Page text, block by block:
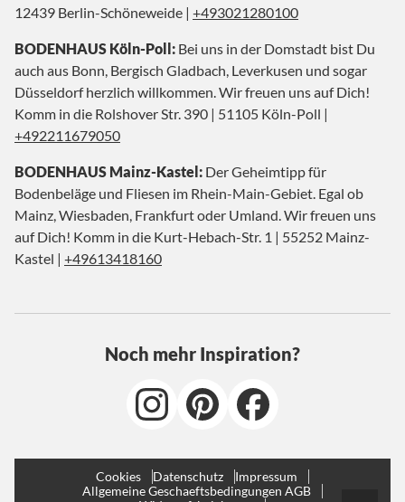
12439 Berlin-Schöneweide | +493021280100
BODENHAUS Köln-Poll: Bei uns in der Domstadt bist Du
auch aus Bonn, Bergisch Gladbach, Leverkusen und sogar
Düsseldorf herzlich willkommen. Wir freuen uns auf Dich!
Komm in die Rolshover Str. 390 | 51105 Köln-Poll |
+492211679050
BODENHAUS Mainz-Kastel: Der Geheimtipp für
Bodenbeläge und Fliesen im Rhein-Main-Gebiet. Egal ob
Mainz, Wiesbaden, Frankfurt oder Umland. Wir freuen uns
auf Dich! Komm in die Kurt-Hebach-Str. 1 | 55252 Mainz-
Kastel | +49613418160
Noch mehr Inspiration?
Cookies Datenschutz
Impressum
Allgemeine Geschaeftsbedingungen AGB